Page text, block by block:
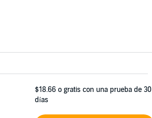
$18.66 o gratis con una prueba de 30
días